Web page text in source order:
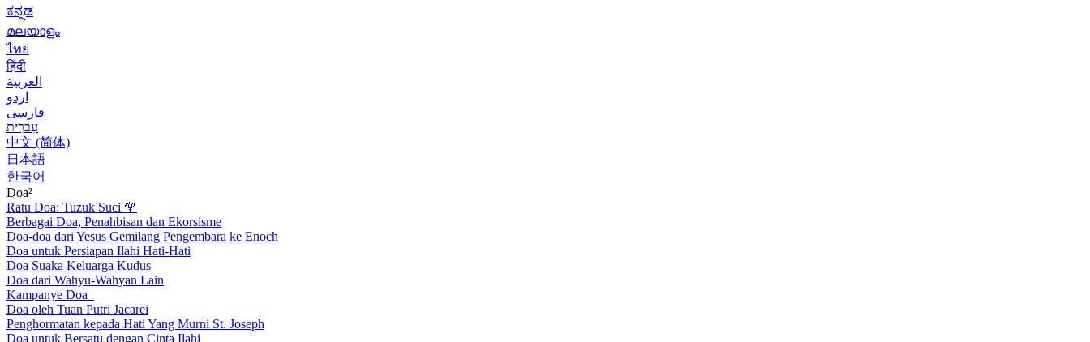
ಕನ್ನಡ
മലയാളം
ไทย
हिंदी
العربية
اردو
فارسی
עִברִית
中文 (简体)
日本語
한국어
Doa²
Ratu Doa: Tuzuk Suci 🌹
Berbagai Doa, Penahbisan dan Ekorsisme
Doa-doa dari Yesus Gemilang Pengembara ke Enoch
Doa untuk Persiapan Ilahi Hati-Hati
Doa Suaka Keluarga Kudus
Doa dari Wahyu-Wahyan Lain
Kampanye Doa
Doa oleh Tuan Putri Jacarei
Penghormatan kepada Hati Yang Murni St. Joseph
Doa untuk Bersatu dengan Cinta Ilahi